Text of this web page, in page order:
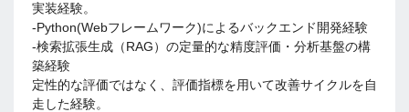
実装経験。
-Python(Webフレームワーク)によるバックエンド開発経験
-検索拡張生成（RAG）の定量的な精度評価・分析基盤の構
築経験
定性的な評価ではなく、評価指標を用いて改善サイクルを自
走した経験。